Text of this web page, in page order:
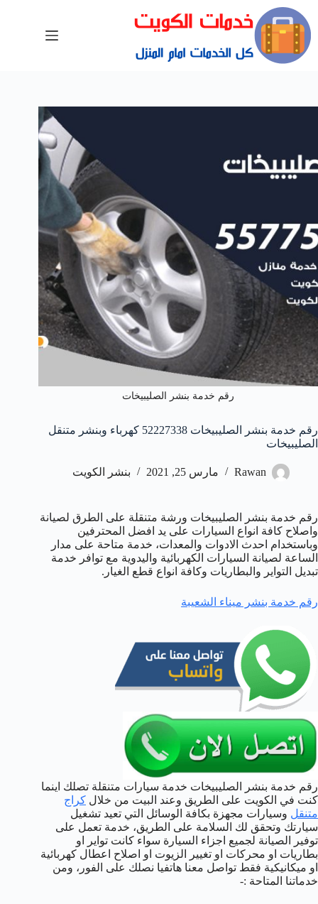
رقم خدمة بنشر الصليبيخات
رقم خدمة بنشر الصليبيخات 52227338 كهرباء وبنشر متنقل
الصليبيخات
Rawan مارس 25, 2021 بنشر الكويت
رقم خدمة بنشر الصليبيخات ورشة متنقلة على الطرق لصيانة
واصلاح كافة انواع السيارات على يد افضل المحترفين
وباستخدام احدث الادوات والمعدات، خدمة متاحة على مدار
الساعة لصيانة السيارات الكهربائية واليدوية مع توافر خدمة
تبديل التواير والبطاريات وكافة انواع قطع الغيار.
رقم خدمة بنشر ميناء الشعيبة
رقم خدمة بنشر الصليبيخات خدمة سيارات متنقلة تصلك اينما
كنت في الكويت على الطريق وعند البيت من خلال كراج
متنقل وسيارات مجهزة بكافة الوسائل التي تعيد تشغيل
سيارتك وتحقق لك السلامة على الطريق، خدمة تعمل على
توفير الصيانة لجميع اجزاء السيارة سواء كانت تواير او
بطاريات او محركات او تغيير الزيوت او اصلاح اعطال كهربائية
او ميكانيكية فقط تواصل معنا هاتفيا نصلك على الفور، ومن
خدماتنا المتاحة :-